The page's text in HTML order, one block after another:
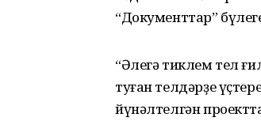
“Документтар”
“Әлегә тиклем тел
туған телдәрҙе
йүнәлтелгән